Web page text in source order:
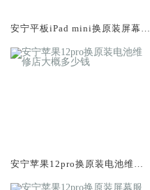
安宁平板iPad mini换原装屏幕服
安宁苹果12pro换原装电池维修